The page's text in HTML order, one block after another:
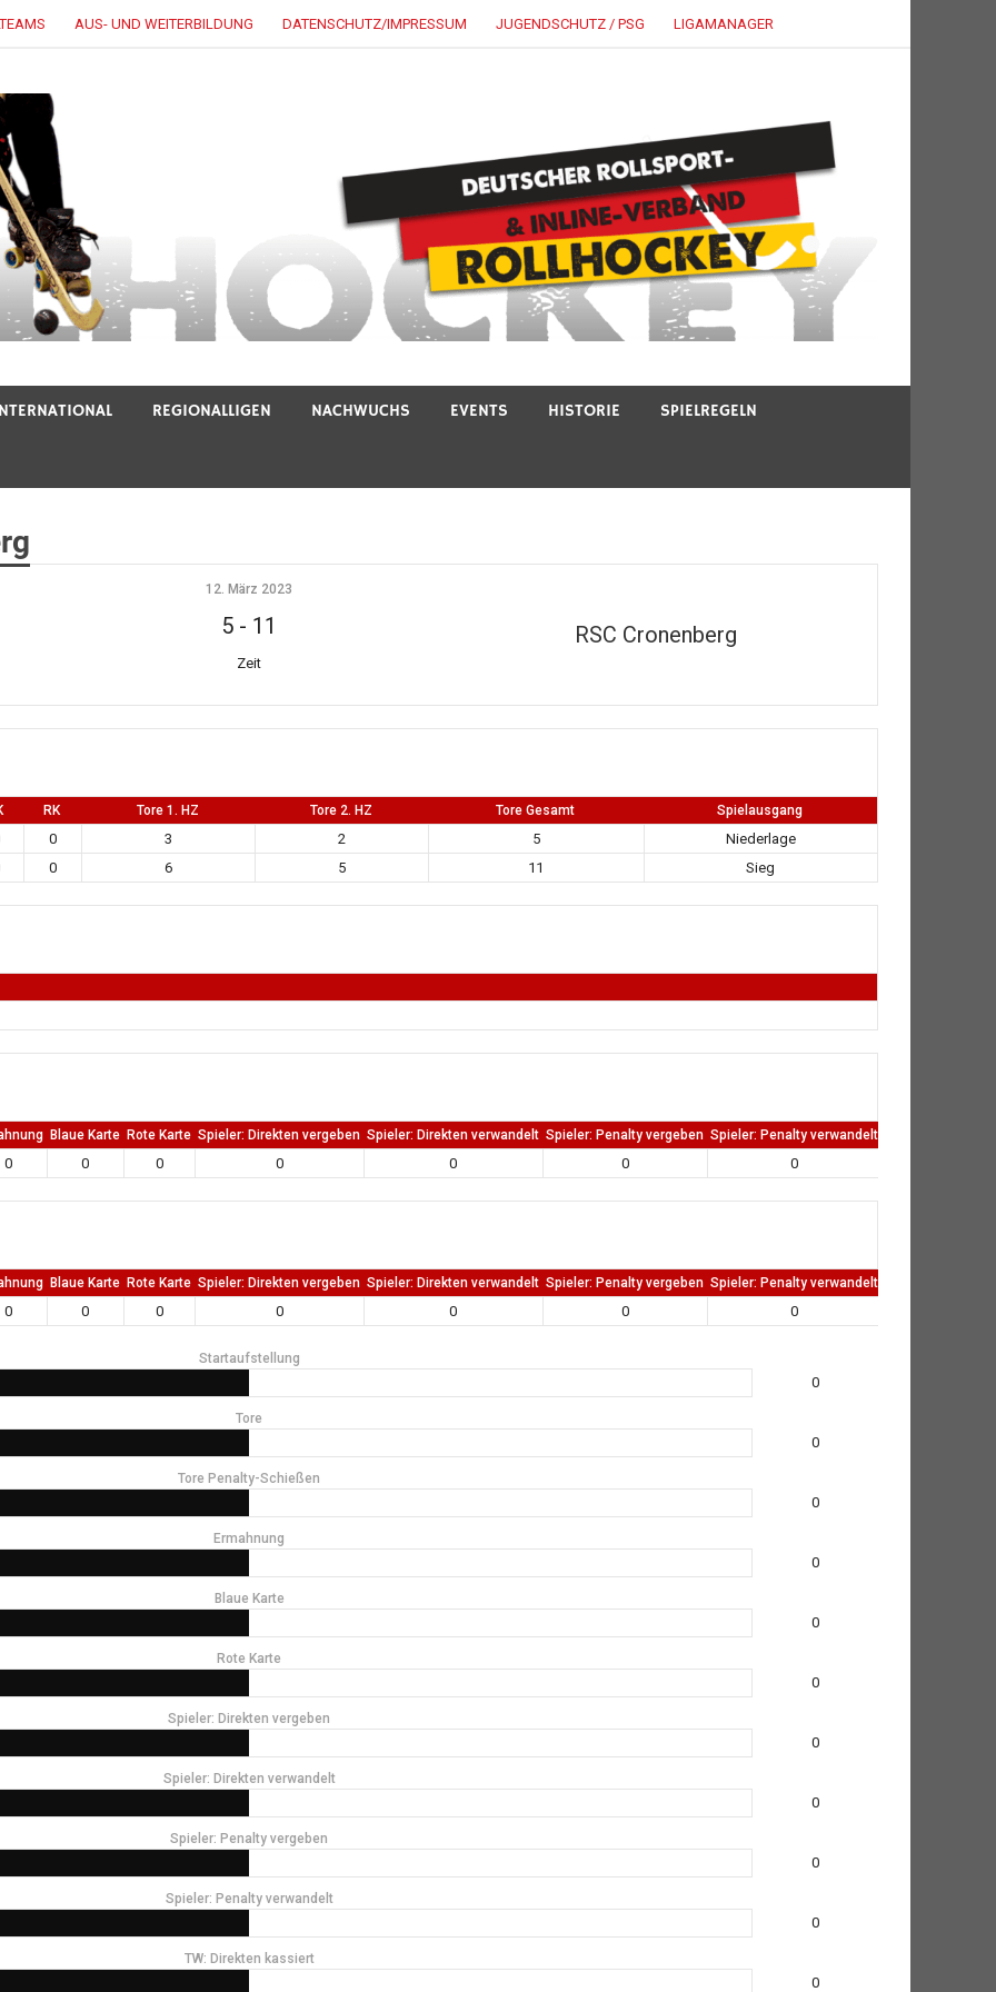
AUS- UND WEITERBILDUNG DATENSCHUTZ/IMPRESSUM JUGENDSCHUTZ / PSG LIGAMANAGER
REGIONALLIGEN NACHWUCHS EVENTS HISTORIE SPIELREGELN
RSC Cronenberg
12. März 2023
5- 11
Zeit
RK Tore 1. HZ Tore 2. HZ Tore Gesamt Spielausgang
0 3 2 5
Niederlage
0 6 5 11 Sieg
Blaue Karte Rote Karte Spieler: Direkten vergeben Spieler: Direkten verwandelt Spieler: Penalty vergeben Spieler: Penalty verwandelt
0 0 0 0 0 0 0
Blaue Karte Rote Karte Spieler: Direkten vergeben Spieler: Direkten verwandelt Spieler: Penalty vergeben Spieler: Penalty verwandelt
0 0 0 0 0 0 0
Startaufstellung
0
Tore
0
Tore Penalty-Schießen
0
Ermahnung
0
Blaue Karte
0
Rote Karte
0
Spieler: Direkten vergeben
0
Spieler: Direkten verwandelt
0
Spieler: Penalty vergeben
0
Spieler: Penalty verwandelt
0
TW: Direkten kassiert
0